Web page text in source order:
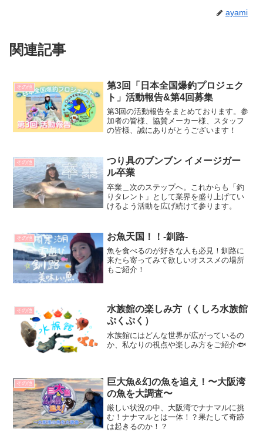
ayami
関連記事
その他
第3回「日本全国爆釣プロジェク
ト」活動報告&第4回募集
第3回の活動報告をまとめております。参
加者の皆様、協賛メーカー様、スタッフ
の皆様、誠にありがとうございます！
その他
つり具のブンブン イメージガー
ル卒業
卒業＿次のステップへ。これからも「釣
りタレント」として業界を盛り上げてい
けるよう活動を広げ続けて参ります。
その他 お魚天国！！-釧路-
魚を食べるのが好きな人も必見！釧路に
来たら寄ってみて欲しいオススメの場所
もご紹介！
その他
水族館の楽しみ方（くしろ水族館
ぷくぷく）
水族館にはどんな世界が広がっているの
か、私なりの視点や楽しみ方をご紹介🐟
その他
巨大魚&幻の魚を追え！〜大阪湾
の魚を大調査〜
厳しい状況の中、大阪湾でナナマルに挑
む！ナナマルとは一体！？果たして奇跡
は起きるのか！？